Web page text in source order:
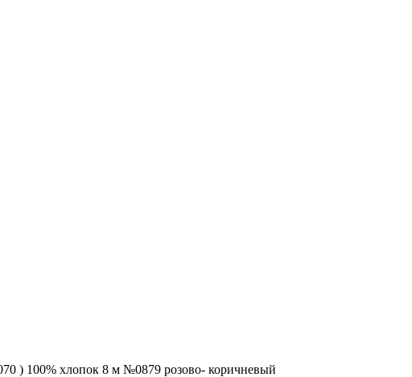
) 100% хлопок 8 м №0879 розово- коричневый